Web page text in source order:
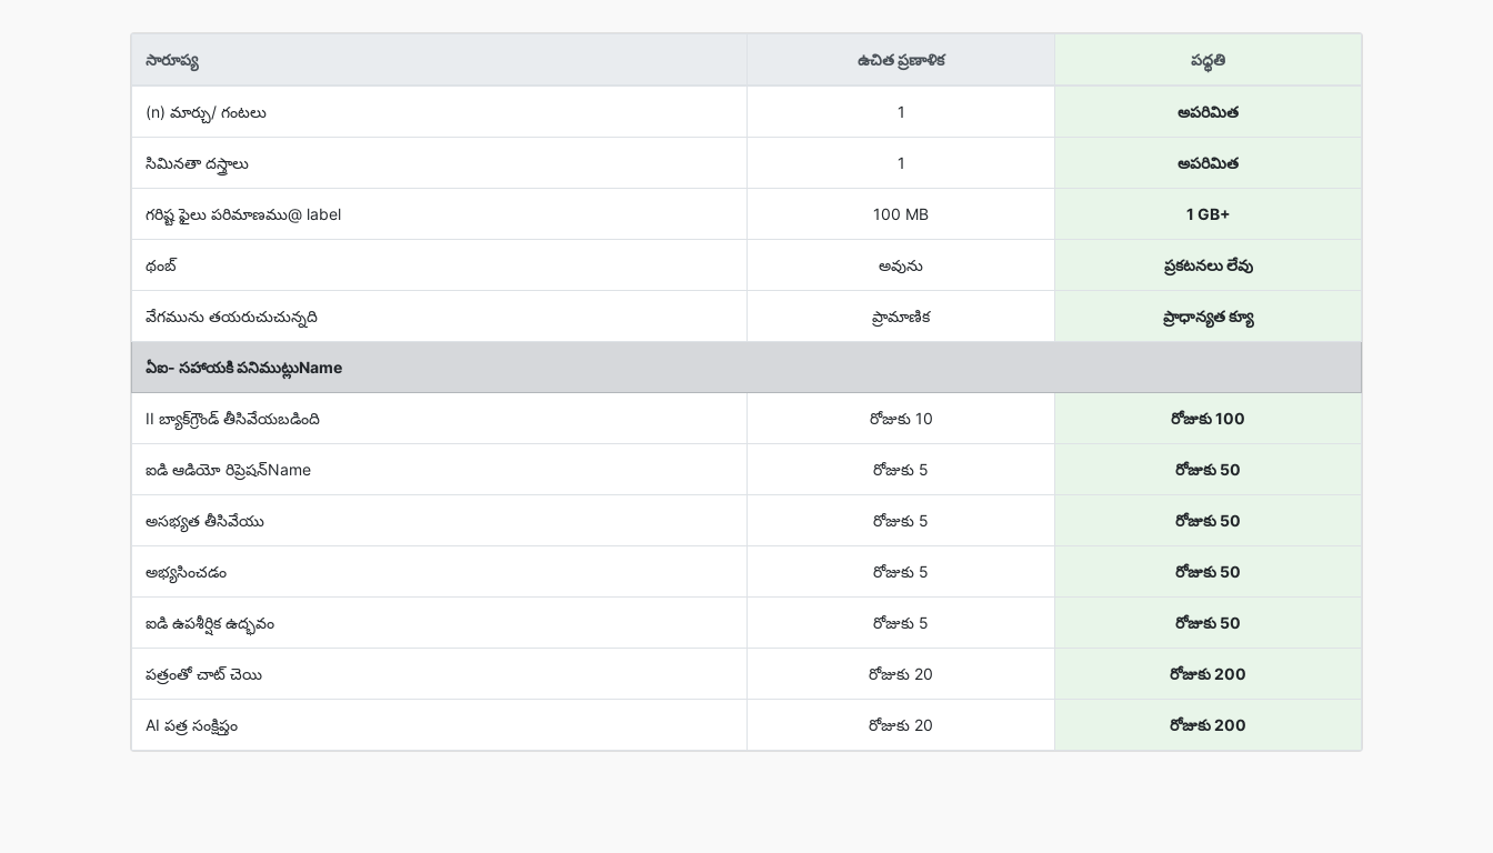
సారూప్య ఉచిత ప్రణాళిక పధ్ధతి
(n) మార్చు/ గంటలు 1 అపరిమిత
సిమినతా దస్త్రాలు 1 అపరిమిత
గరిష్ట ఫైలు పరిమాణము@ label 100 MB 1 GB+
థంబ్ అవును ప్రకటనలు లేవు
వేగమును తయరుచుచున్నది ప్రామాణిక ప్రాధాన్యత క్యూ
ఏఐ- సహాయకి పనిముట్లుName
II బ్యాక్‌గ్రౌండ్ తీసివేయబడింది రోజుకు 10 రోజుకు 100
ఐడి ఆడియో రిప్రెషన్Name రోజుకు 5 రోజుకు 50
అసభ్యత తీసివేయు రోజుకు 5 రోజుకు 50
అభ్యసించడం రోజుకు 5 రోజుకు 50
ఐడి ఉపశీర్షిక ఉద్భవం రోజుకు 5 రోజుకు 50
పత్రంతో చాట్ చెయి రోజుకు 20 రోజుకు 200
AI పత్ర సంక్షిప్తం రోజుకు 20 రోజుకు 200